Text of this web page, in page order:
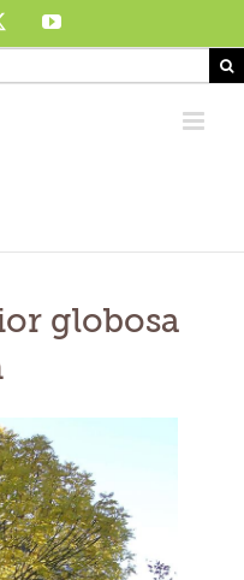
YouTube
globosa